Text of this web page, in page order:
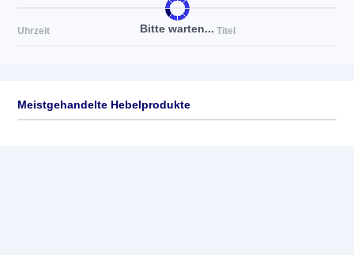
Bitte warten...
Uhrzeit Titel
Meistgehandelte Hebelprodukte